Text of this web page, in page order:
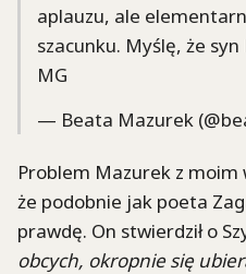
aplauzu, ale
szacunku. Myślę, że syn
MG
— Beata Mazurek
Problem Mazurek z
że podobnie jak poeta
prawdę. On stwierdził o
obcych, okropnie się